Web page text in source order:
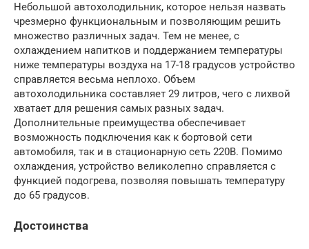
Небольшой автохолодильник, которое нельзя назвать
чрезмерно функциональным и позволяющим решить
множество различных задач. Тем не менее, с
охлаждением напитков и поддержанием температуры
ниже температуры воздуха на 17-18 градусов устройство
справляется весьма неплохо. Объем
автохолодильника составляет 29 литров, чего с лихвой
хватает для решения самых разных задач.
Дополнительные преимущества обеспечивает
возможность подключения как к бортовой сети
автомобиля, так и в стационарную сеть 220В. Помимо
охлаждения, устройство великолепно справляется с
функцией подогрева, позволяя повышать температуру
до 65 градусов.
Достоинства